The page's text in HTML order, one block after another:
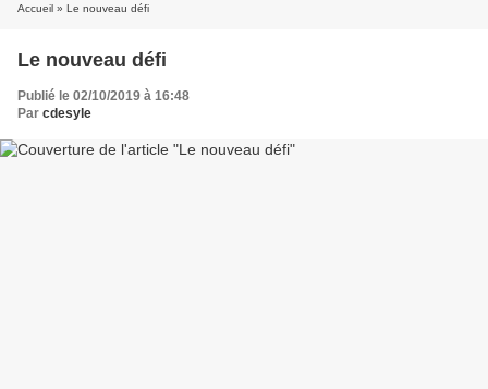
Accueil » Le nouveau défi
Le nouveau défi
Publié le 02/10/2019 à 16:48
Par cdesyle